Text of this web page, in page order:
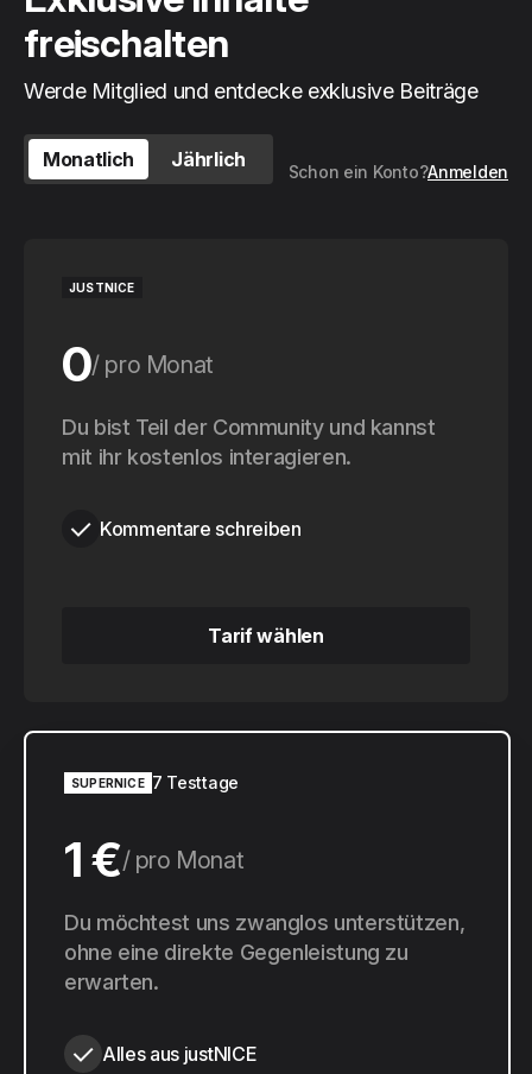
freischalten
Werde Mitglied und entdecke exklusive Beiträge
Monatlich Jährlich
Schon ein Konto?Anmelden
JUSTNICE
0 pro Monat
0 pro Jahr
Du bist Teil der Community und kannst
mit ihr kostenlos interagieren.
Kommentare schreiben
Tarif wählen
SUPERNICE 7 Testtage
1 € pro Monat
10 € pro Jahr
Du möchtest uns zwanglos unterstützen,
ohne eine direkte Gegenleistung zu
erwarten.
Alles aus justNICE